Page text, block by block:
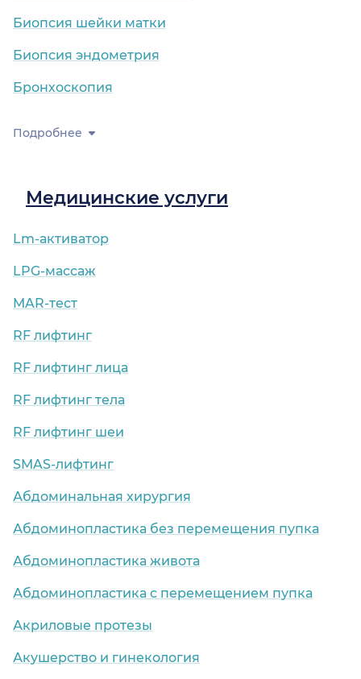
Биопсия шейки матки
Биопсия эндометрия
Бронхоскопия
Подробнее
Медицинские услуги
Lm-активатор
LPG-массаж
MAR-тест
RF лифтинг
RF лифтинг лица
RF лифтинг тела
RF лифтинг шеи
SMAS-лифтинг
Абдоминальная хирургия
Абдоминопластика без перемещения пупка
Абдоминопластика живота
Абдоминопластика с перемещением пупка
Акриловые протезы
Акушерство и гинекология